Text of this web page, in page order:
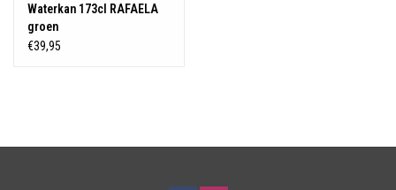
Waterkan 173cl RAFAELA
groen
€39,95